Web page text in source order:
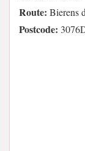
Route: Bierens
Postcode: